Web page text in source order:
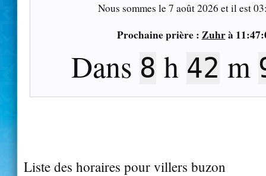
Nous sommes le7 août 2026 et il est
Prochaine prière : Zuhrà
Dans 8 h 42 m
Liste des horaires pour villers buzon